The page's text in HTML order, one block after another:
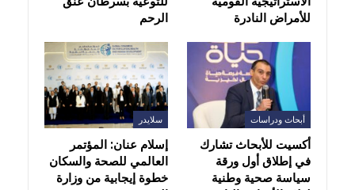
للأمراض النادرة
الرحم
أبحاث ودراسات
أكسيت للأبحاث تشارك
في إطلاق أول ورقة
سياسة صحية وطنية
سلايدر
إسلام عنان: المؤتمر
العالمي للصحة والسكان
خطوة إيجابية من وزارة